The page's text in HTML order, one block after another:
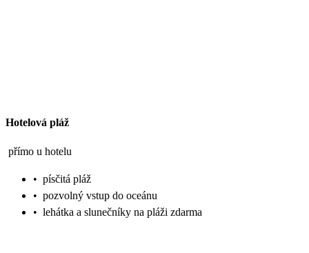
Hotelová pláž
přímo u hotelu
• písčitá pláž
• pozvolný vstup do oceánu
• lehátka a slunečníky na pláži zdarma